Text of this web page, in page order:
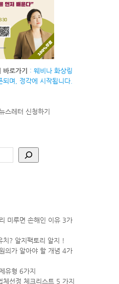
로가기
: 웨비나 화상링
며, 정각에 시작됩니다.
스레터 신청하기
미루면 손해인 이유 3가
치? 알지팩토리 알지 !
의가 알아야 할 개념 4가
유형 6가지
체선정 체크리스트 5 가지